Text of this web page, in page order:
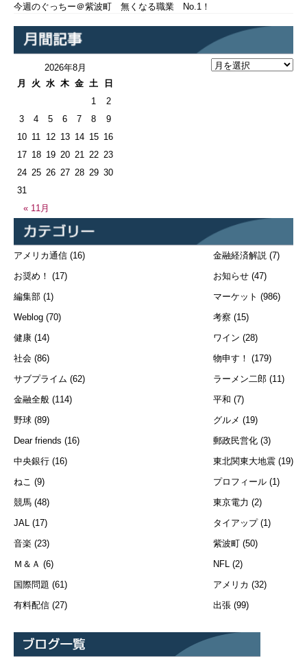
今週のぐっちー＠紫波町 無くなる職業 No.1！
2026年8月
月
火 水 木 金 土 日
« 11月
1
2
3
4 5 6 7 8
9
10 11 12 13 14 15 16
17 18 19 20 21 22 23
24 25 26 27 28 29 30
31
アメリカ通信 (16)
お奨め！ (17)
編集部 (1)
Weblog (70)
健康 (14)
社会 (86)
サブプライム (62)
金融全般 (114)
野球 (89)
Dear friends (16)
中央銀行 (16)
ねこ (9)
競馬 (48)
JAL (17)
音楽 (23)
Ｍ＆Ａ (6)
国際問題 (61)
有料配信 (27)
金融経済解説 (7)
お知らせ (47)
マーケット (986)
考察 (15)
ワイン (28)
物申す！ (179)
ラーメン二郎 (11)
平和 (7)
グルメ (19)
郵政民営化 (3)
東北関東大地震 (19)
プロフィール (1)
東京電力 (2)
タイアップ(1)
紫波町 (50)
NFL (2)
アメリカ (32)
出張 (99)